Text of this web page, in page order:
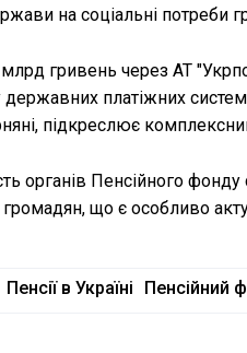
на соціальні потреби
гривень через АТ
платіжних
підкреслює
органів Пенсійного
що є особливо
Пенсії в Україні Пенсійний